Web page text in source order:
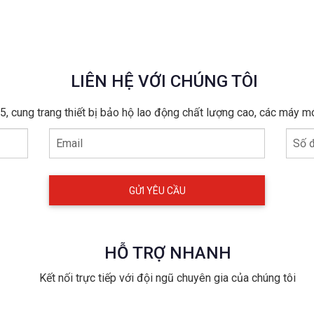
lót thép chống vật nhọn đâm thủng đảm bảo an toàn tuyệt
LIÊN HỆ VỚI CHÚNG TÔI
cung trang thiết bị bảo hộ lao động chất lượng cao, các máy
Email Số
HỖ TRỢ NHANH
Kết nối trực tiếp với đội ngũ chuyên gia của chúng tôi